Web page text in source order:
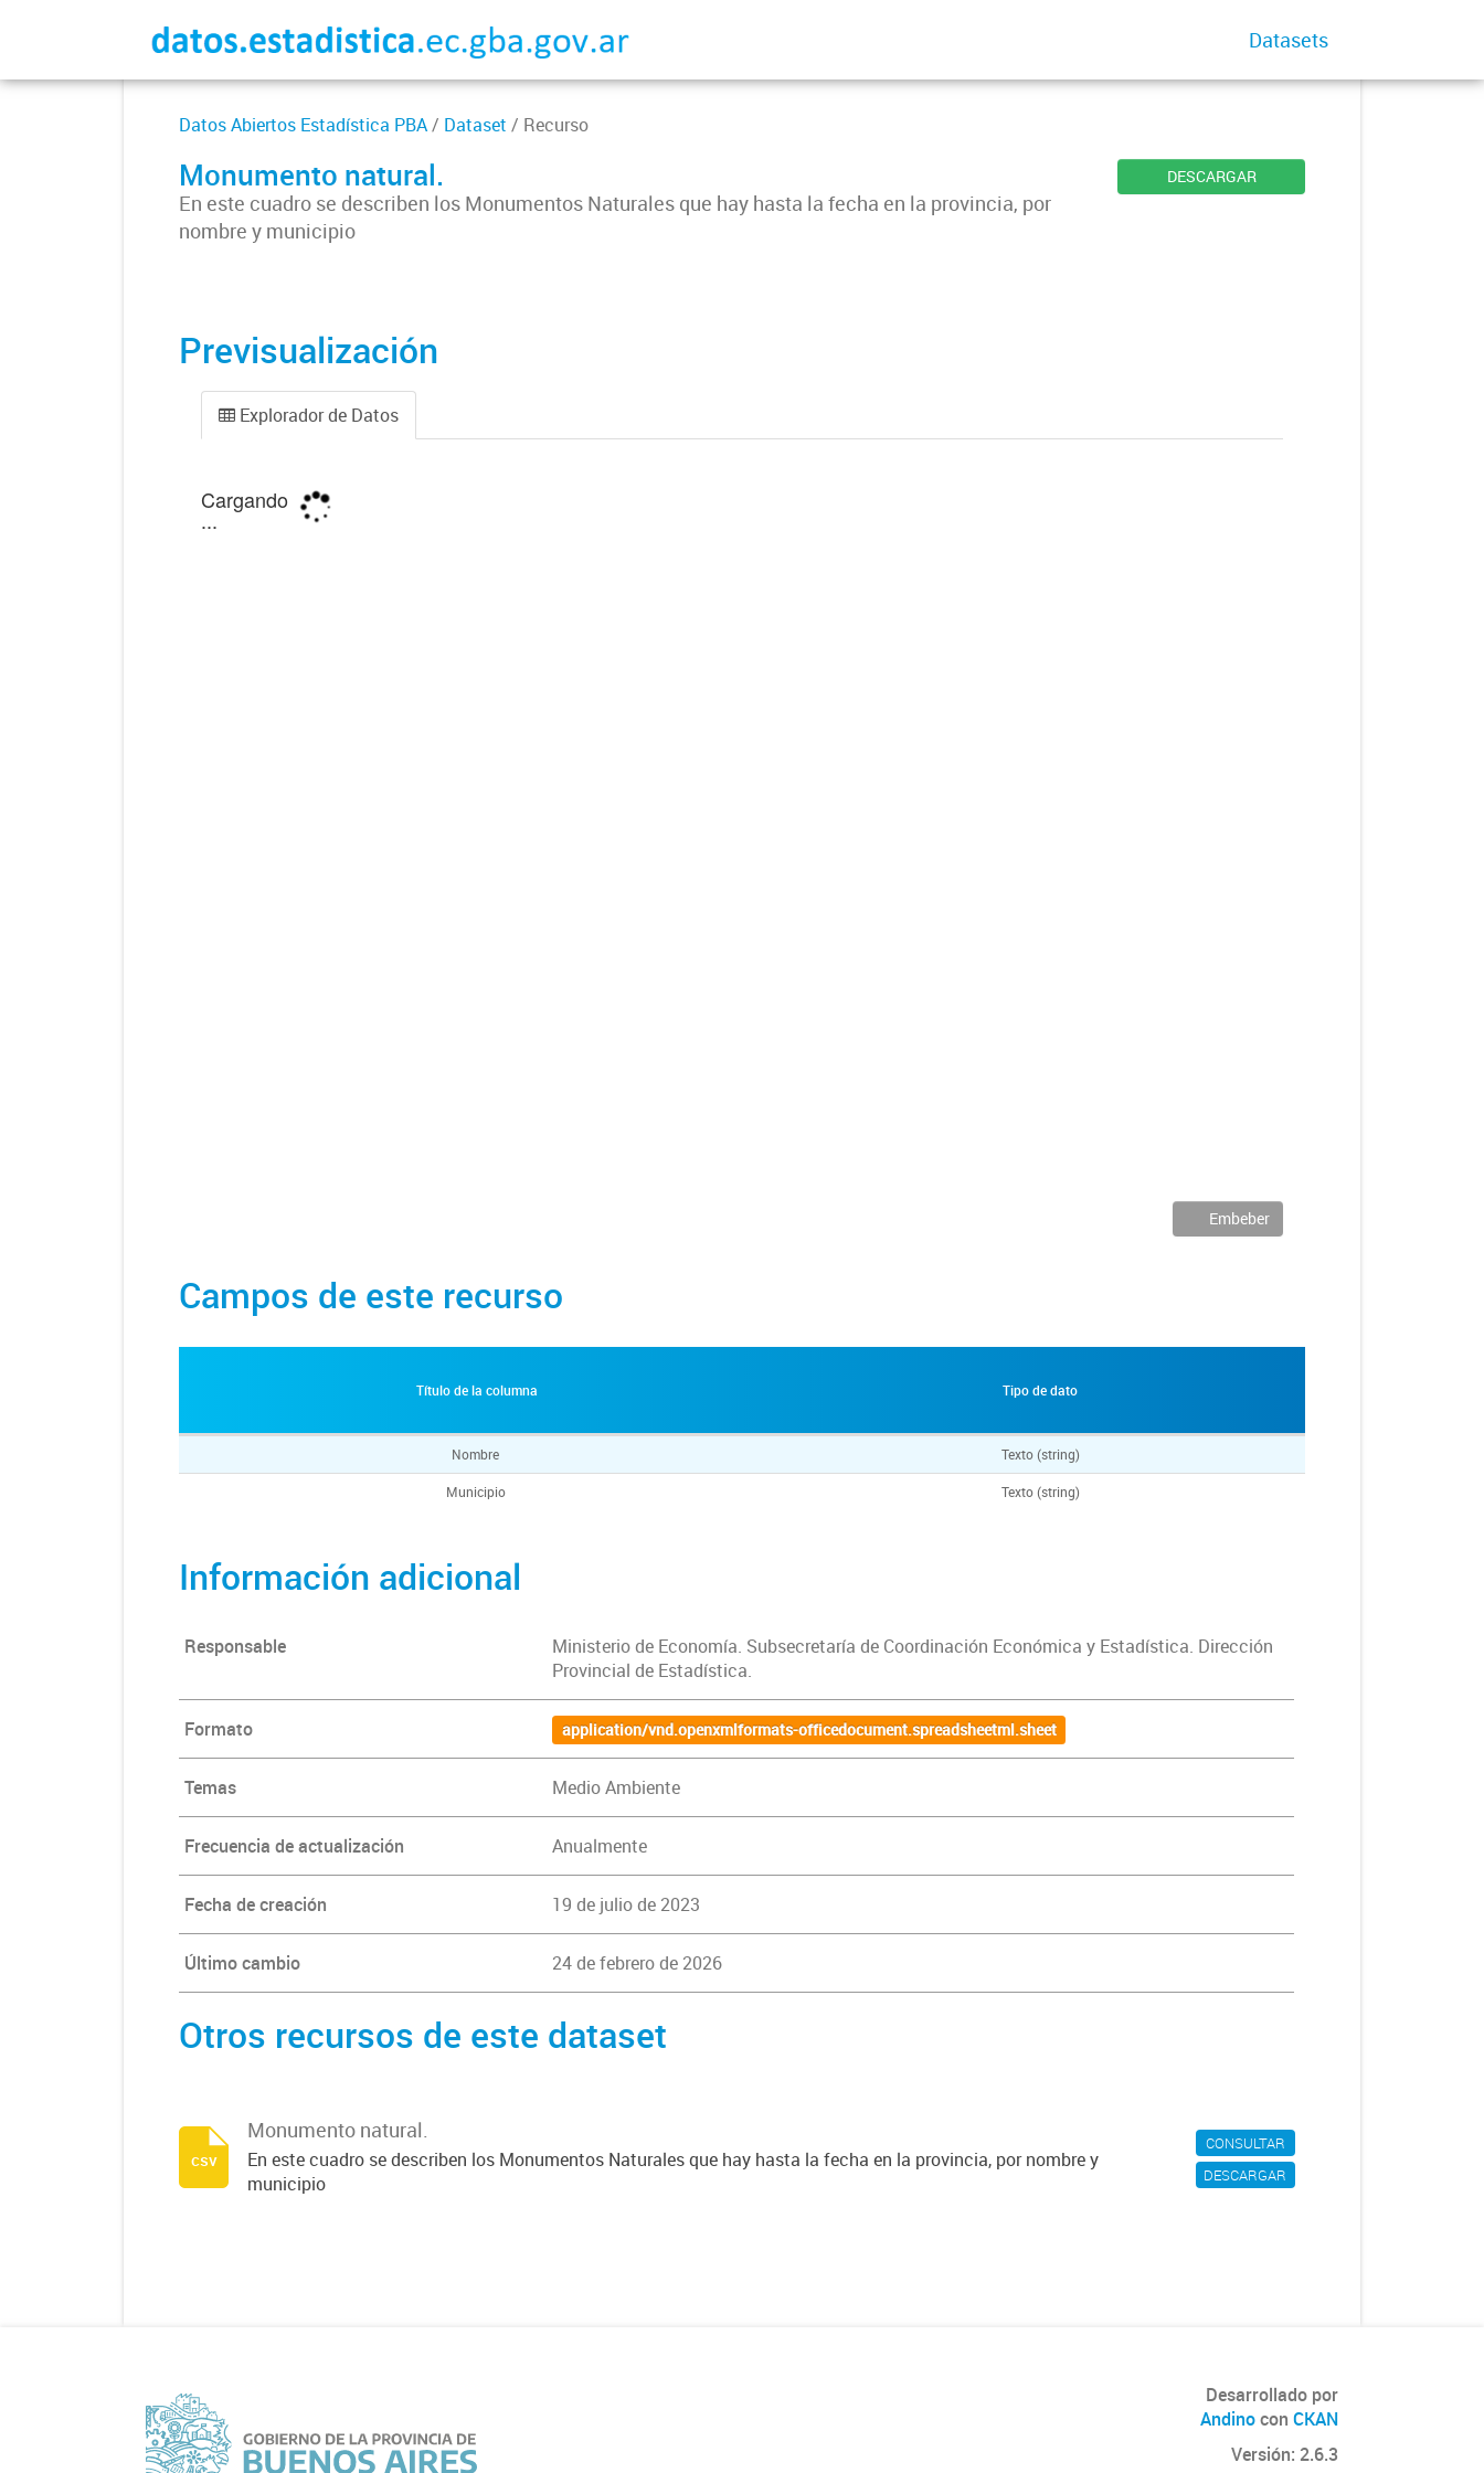
Datasets
Datos Abiertos Estadística PBA/ Dataset / Recurso
Monumento natural.
En este cuadro se describen los Monumentos Naturales que hay hasta la fecha en la provincia, por
nombre y municipio
DESCARGAR
Previsualización
Explorador de Datos
Embeber
Campos de este recurso
Título de la columna Tipo de dato
Nombre Texto (string)
Municipio Texto (string)
Información adicional
Responsable
Ministerio de Economía. Subsecretaría de Coordinación Económica y Estadística. Dirección
Provincial de Estadística.
Formato application/vnd.openxmlformats-officedocument.spreadsheetml.sheet
Temas Medio Ambiente
Frecuencia de actualización Anualmente
Fecha de creación 19 de julio de 2023
Último cambio 24 de febrero de 2026
Otros recursos de este dataset
CONSULTAR
DESCARGAR
Monumento natural.
En este cuadro se describen los Monumentos Naturales que hay hasta la fecha en la provincia, por nombre y
municipio
csv
Desarrollado por
Andinocon CKAN
Versión: 2.6.3